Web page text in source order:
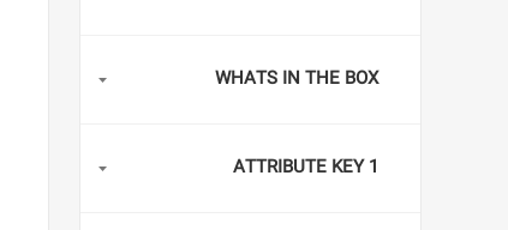
WHATS IN THE BOX
ATTRIBUTE KEY 1